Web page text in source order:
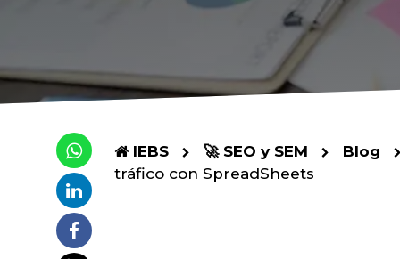
IEBS 🚀 SEO y SEM Blog
tráfico con SpreadSheets